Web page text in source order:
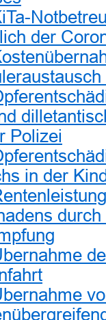
der
Polizei
in der